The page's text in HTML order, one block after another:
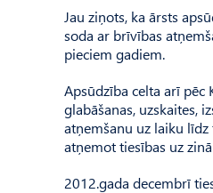
Jau ziņots, ka ārsts
soda ar brīvības
pieciem gadiem.
Apsūdzība celta arī pēc
glabāšanas, uzskaites,
atņemšanu uz laiku
atņemot tiesības uz
2012.gada decembrī